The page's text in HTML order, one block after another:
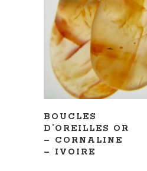
AJOUTER AU
BOUCLES
D’OREILLES OR
– CORNALINE
– IVOIRE